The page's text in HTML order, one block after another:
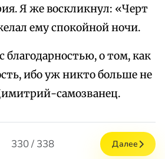
Я же воскликнул: «Черт
ему спокойной ночи.
благодарностью, о том, как
ибо уж никто больше не
самозванец.
330 / 338 Далее